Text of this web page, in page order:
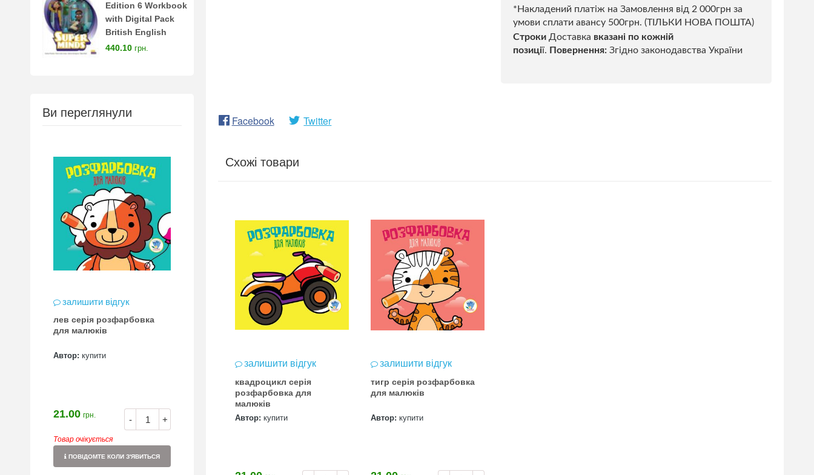
Edition 6 Workbook
with Digital Pack
British English
440.10 грн.
Ви переглянули
залишити відгук
лев серія розфарбовка
для малюків
Автор: купити
- +
21.00 грн.
Товар очікується
ПОВІДОМТЕ КОЛИ З'ЯВИТЬСЯ
*Накладений платіж на Замовлення від 2 000грн за
умови сплати авансу 500грн. (ТІЛЬКИ НОВА ПОШТА)
Строки Доставка вказані по кожній
позиції. Повернення: Згідно законодавства України
Facebook Twitter
Схожі товари
залишити відгук
квадроцикл серія
розфарбовка для
малюків
Автор: купити
залишити відгук
тигр серія розфарбовка
для малюків
Автор: купити